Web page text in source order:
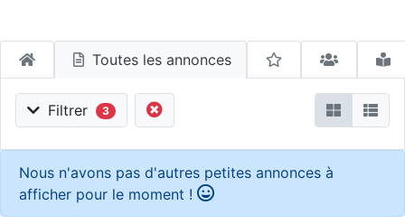
Toutes les annonces
Filtrer 3
Nous n'avons pas d'autres petites annonces à
afficher pour le moment !